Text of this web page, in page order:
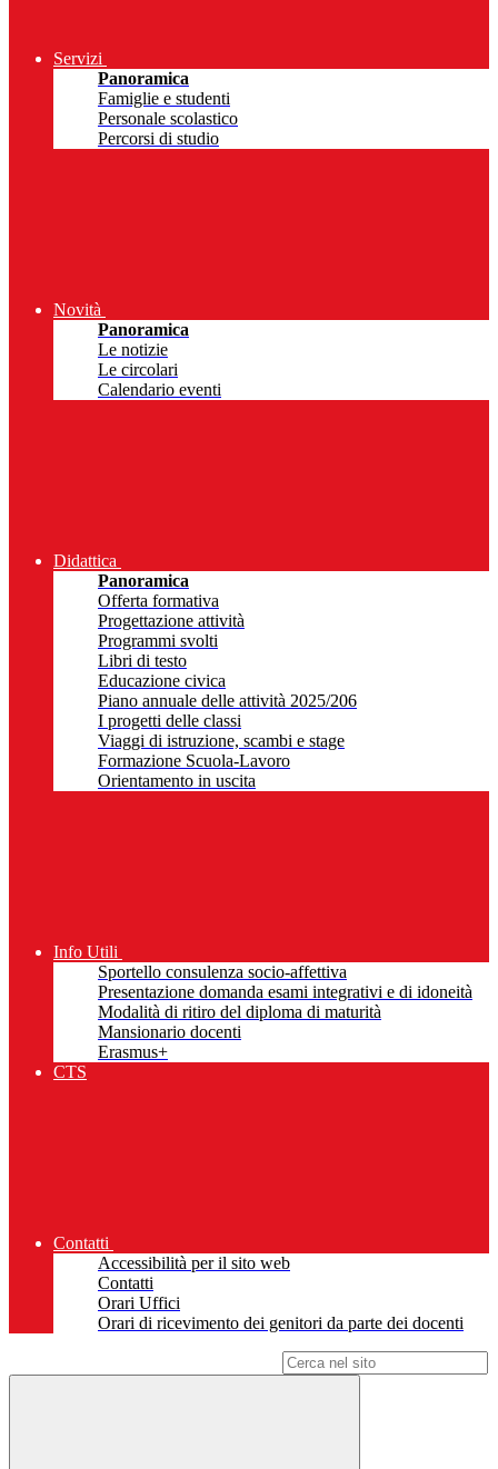
Servizi
Panoramica
Famiglie e studenti
Personale scolastico
Percorsi di studio
Novità
Panoramica
Le notizie
Le circolari
Calendario eventi
Didattica
Panoramica
Offerta formativa
Progettazione attività
Programmi svolti
Libri di testo
Educazione civica
Piano annuale delle attività 2025/206
I progetti delle classi
Viaggi di istruzione, scambi e stage
Formazione Scuola-Lavoro
Orientamento in uscita
Info Utili
Sportello consulenza socio-affettiva
Presentazione domanda esami integrativi e di idoneità
Modalità di ritiro del diploma di maturità
Mansionario docenti
Erasmus+
CTS
Contatti
Accessibilità per il sito web
Contatti
Orari Uffici
Orari di ricevimento dei genitori da parte dei docenti